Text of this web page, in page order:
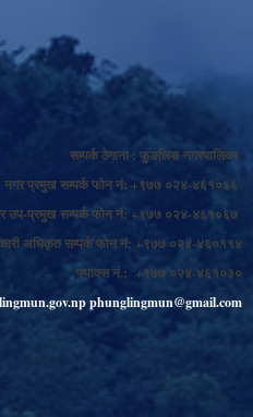
सम्पर्क ठेगाना : फुङलिङ नगरपालिका
नगर प्रमुख सम्पर्क फोन नं: +९७७ ०२४-४६१०६६
उप-प्रमुख सम्पर्क फोन नं: +९७७ ०२४-४६१०६७
अधिकृत सम्पर्क फोन नं: +९७७ ०२४-४६०११४
फ्याक्स नं.: +९७७ ०२४-४६१०३०
phunglingmun@gmail.com